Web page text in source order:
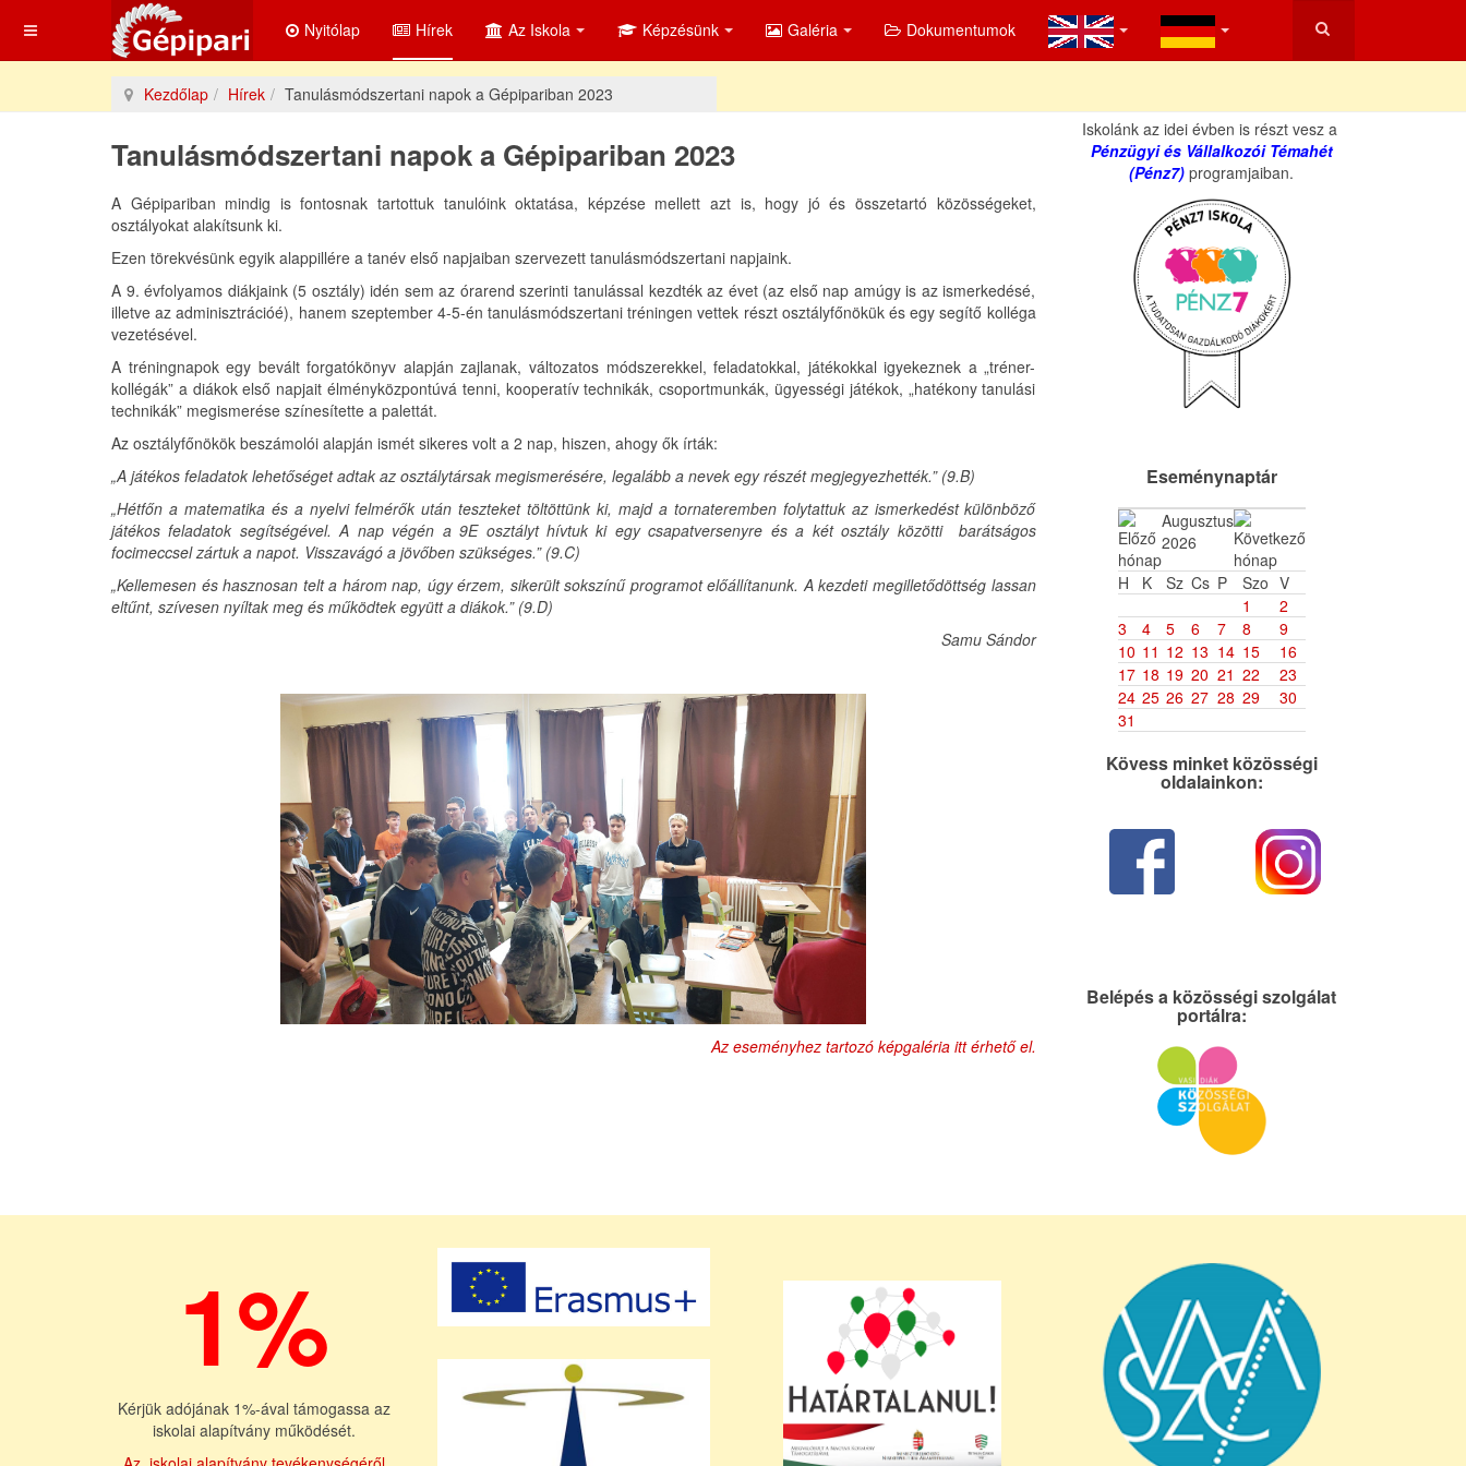
Nyitólap Hírek Az Iskola Képzésünk Galéria Dokumentumok
Kezdőlap Hírek Tanulásmódszertani napok a Gépipariban 2023
Tanulásmódszertani napok a Gépipariban 2023
A Gépipariban mindig is fontosnak tartottuk tanulóink oktatása, képzése mellett azt is, hogy jó és összetartó közösségeket,
osztályokat alakítsunk ki.
Ezen törekvésünk egyik alappillére a tanév első napjaiban szervezett tanulásmódszertani napjaink.
A 9. évfolyamos diákjaink (5 osztály) idén sem az órarend szerinti tanulással kezdték az évet (az első nap amúgy is az ismerkedésé,
illetve az adminisztrációé), hanem szeptember 4-5-én tanulásmódszertani tréningen vettek részt osztályfőnökük és egy segítő kolléga
vezetésével.
A tréningnapok egy bevált forgatókönyv alapján zajlanak, változatos módszerekkel, feladatokkal, játékokkal igyekeznek a „tréner-
kollégák” a diákok első napjait élményközpontúvá tenni, kooperatív technikák, csoportmunkák, ügyességi játékok, „hatékony tanulási
technikák” megismerése színesítette a palettát.
Az osztályfőnökök beszámolói alapján ismét sikeres volt a 2 nap, hiszen, ahogy ők írták:
„A játékos feladatok lehetőséget adtak az osztálytársak megismerésére, legalább a nevek egy részét megjegyezhették.” (9.B)
„Hétfőn a matematika és a nyelvi felmérők után teszteket töltöttünk ki, majd a tornateremben folytattuk az ismerkedést különböző
játékos feladatok segítségével. A nap végén a 9E osztályt hívtuk ki egy csapatversenyre és a két osztály közötti barátságos
focimeccsel zártuk a napot. Visszavágó a jövőben szükséges.” (9.C)
„Kellemesen és hasznosan telt a három nap, úgy érzem, sikerült sokszínű programot előállítanunk. A kezdeti megilletődöttség lassan
eltűnt, szívesen nyíltak meg és működtek együtt a diákok.” (9.D)
Samu Sándor
Az eseményhez tartozó képgaléria itt érhető el.
Iskolánk az idei évben is részt vesz a
Pénzügyi és Vállalkozói Témahét
(Pénz7) programjaiban.
Eseménynaptár
Augusztus
2026
H
K Sz Cs P Szo V
1
2
3
4 5 6 7 8
9
10 11 12 13 14 15
16
17 18 19 20 21 22
23
24 25 26 27 28 29
30
31
Kövess minket közösségi
oldalainkon:
Belépés a közösségi szolgálat
portálra:
1%
Kérjük adójának 1%-ával támogassa az
iskolai alapítvány működését.